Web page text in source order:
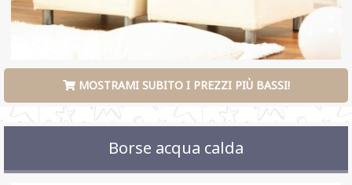
MOSTRAMI SUBITO I PREZZI PIÙ BASSI!
Borse acqua calda